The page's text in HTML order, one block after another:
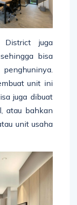
juga
bisa
unit ini
juga dibuat
atau bahkan
unit usaha